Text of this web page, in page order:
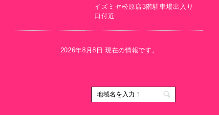
イズミヤ松原店3階駐車場出入り
口付近
2026年8月8日 現在の情報です。